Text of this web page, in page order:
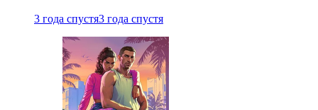
3 года спустя3 года спустя